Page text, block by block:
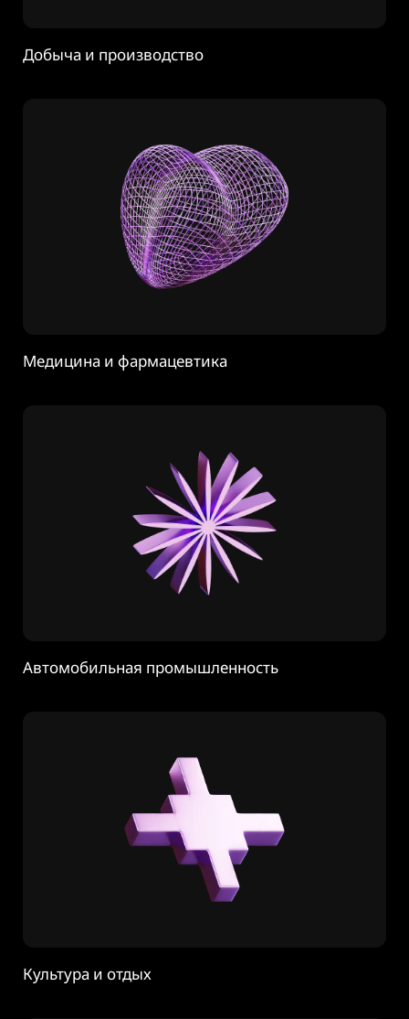
Добыча и производство
Медицина и фармацевтика
Автомобильная промышленность
Культура и отдых